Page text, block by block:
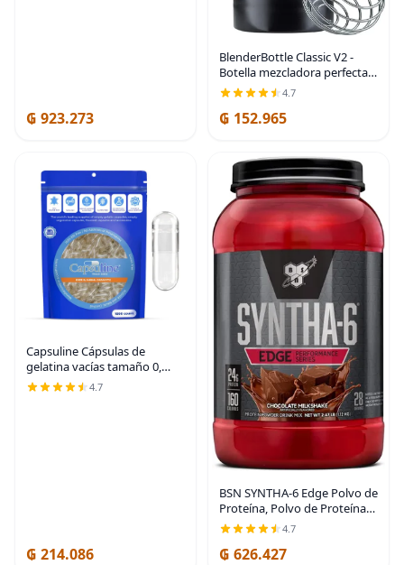
₲ 923.273
BlenderBottle Classic V2 -
Botella mezcladora perfecta
para batidos de proteínas y
preentrenamiento, 20 onzas,
color negro
4.7
₲ 152.965
Capsuline Cápsulas de
gelatina vacías tamaño 0,
transparentes, 1000
unidades, sin gluten, Kosher,
4.7
₲ 214.086
BSN SYNTHA-6 Edge Polvo de
Proteína, Polvo de Proteína
de Chocolate con Proteína de
Suero Hidrolizada, Caseína
Micelar, Aislado de Proteína
4.7
₲ 626.427